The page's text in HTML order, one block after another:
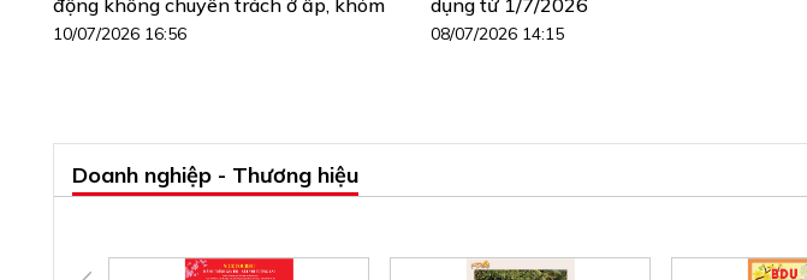
10/07/2026 16:56 08/07/2026 14:15
Doanh nghiệp - Thương hiệu